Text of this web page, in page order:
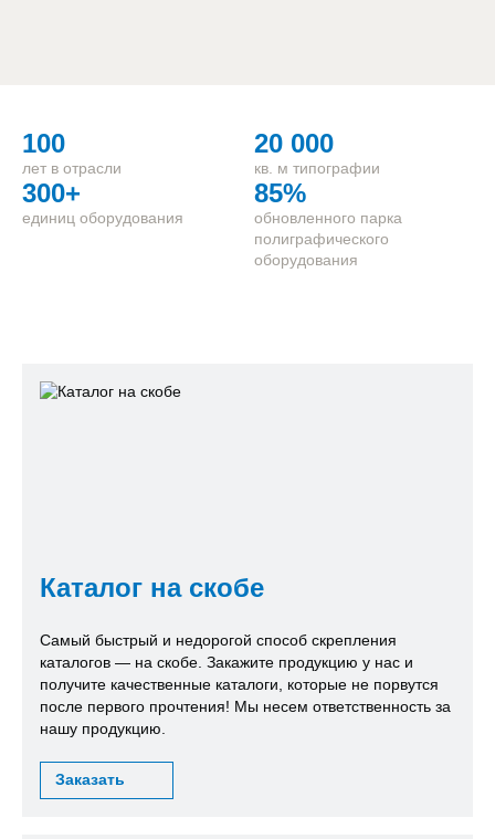
100
лет в отрасли
20 000
кв. м типографии
300+
единиц оборудования
85%
обновленного парка
полиграфического
оборудования
Каталог на скобе
Самый быстрый и недорогой способ скрепления
каталогов — на скобе. Закажите продукцию у нас и
получите качественные каталоги, которые не порвутся
после первого прочтения! Мы несем ответственность за
нашу продукцию.
Заказать